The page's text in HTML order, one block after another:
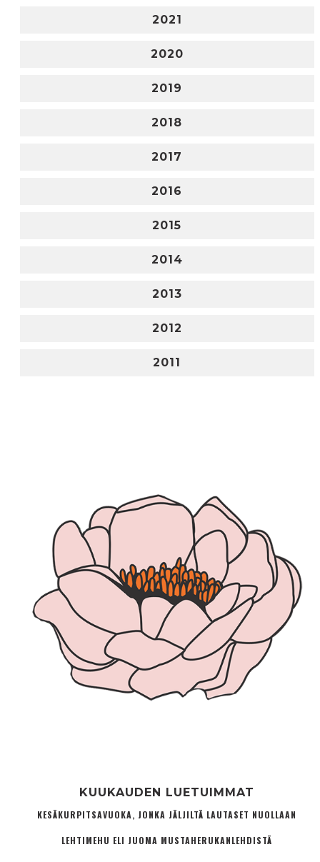
2021
2020
2019
2018
2017
2016
2015
2014
2013
2012
2011
KUUKAUDEN LUETUIMMAT
KESÄKURPITSAVUOKA, JONKA JÄLJILTÄ LAUTASET NUOLLAAN
LEHTIMEHU ELI JUOMA MUSTAHERUKANLEHDISTÄ